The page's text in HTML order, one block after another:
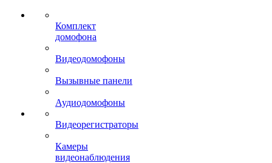
Комплект
домофона
Видеодомофоны
Вызывные панели
Аудиодомофоны
Видеорегистраторы
Камеры
видеонаблюдения